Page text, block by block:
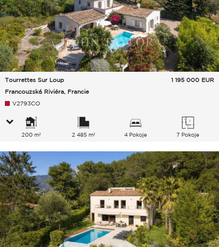
Tourrettes Sur Loup
Francouzská Riviéra, Francie
1 195 000 EUR
V2793CO
200 m² 2 485 m² 4 Pokoje 7 Pokoje